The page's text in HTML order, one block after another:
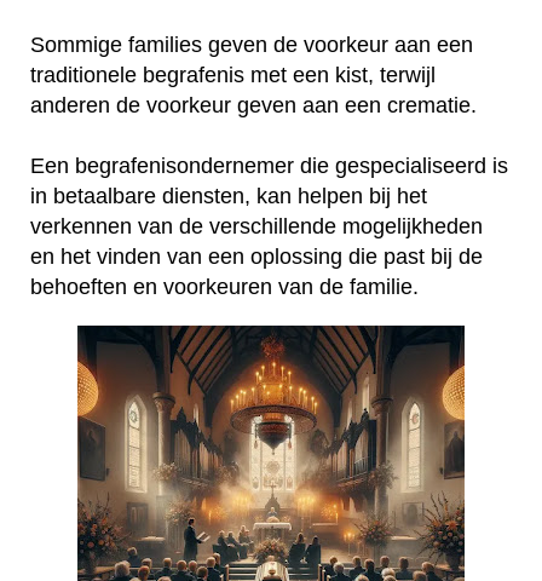
Sommige families geven de voorkeur aan een
traditionele begrafenis met een kist, terwijl
anderen de voorkeur geven aan een crematie.
Een begrafenisondernemer die gespecialiseerd is
in betaalbare diensten, kan helpen bij het
verkennen van de verschillende mogelijkheden
en het vinden van een oplossing die past bij de
behoeften en voorkeuren van de familie.